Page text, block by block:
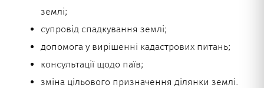
землі;
супровід спадкування землі;
допомога у вирішенні кадастрових питань;
консультації щодо паїв;
зміна цільового призначення ділянки землі.